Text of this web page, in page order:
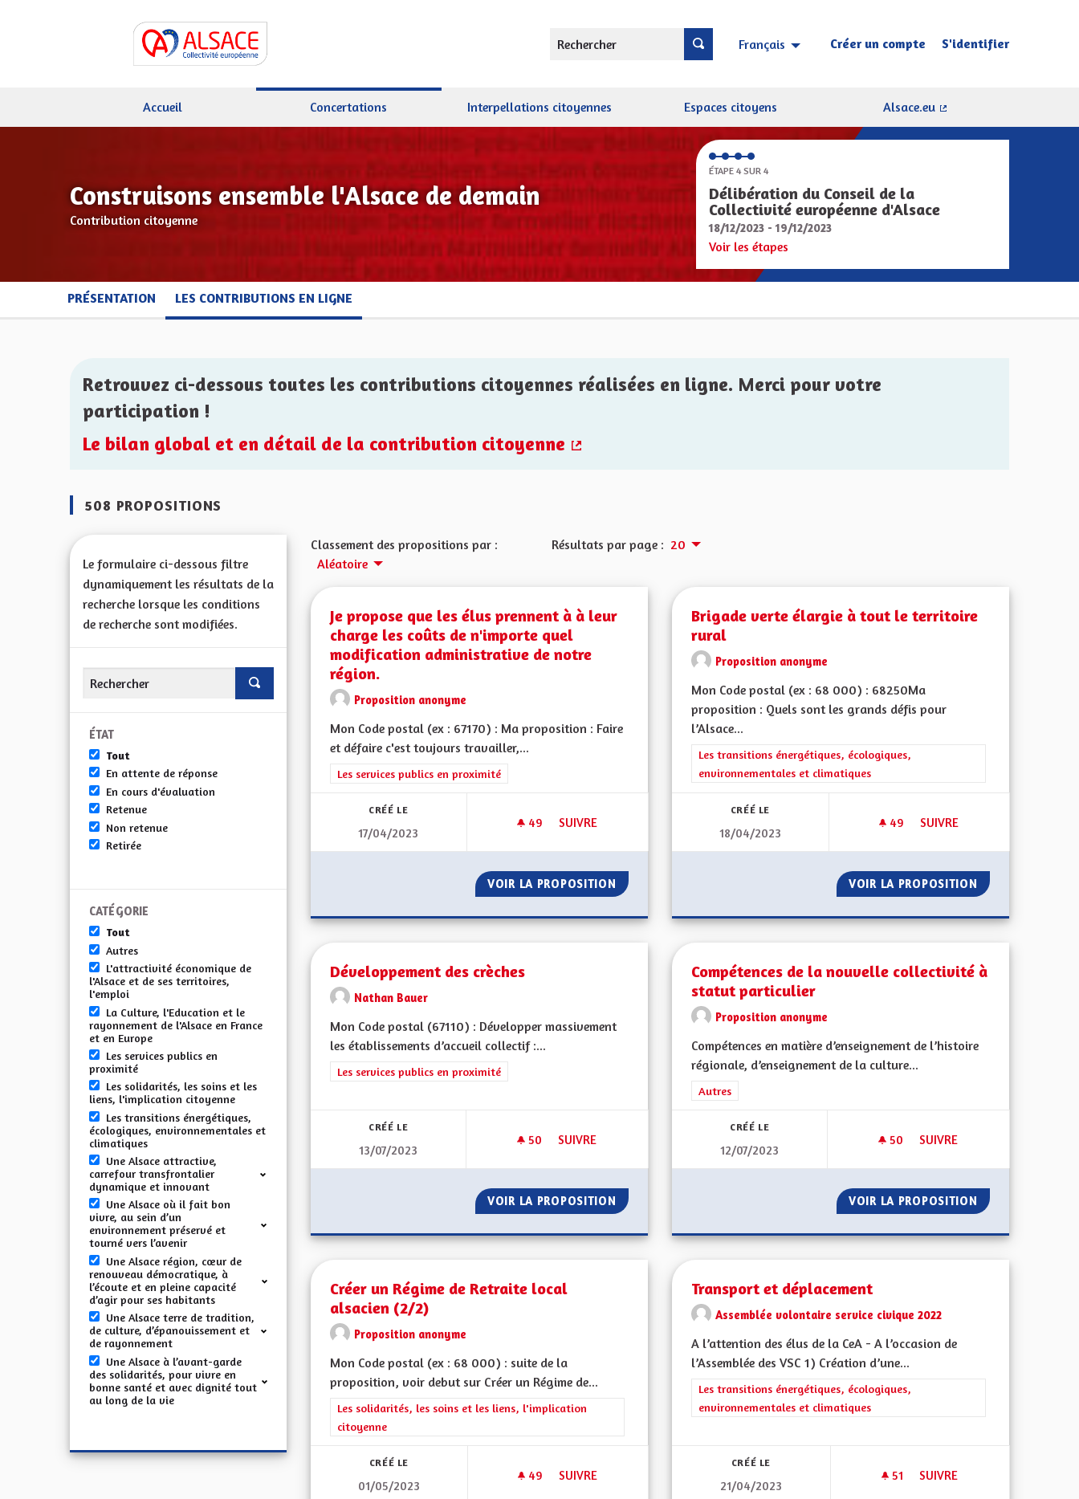
Rechercher Français Choisir la langue Sprache wählen
Créer un compte S'identifier
Accueil Concertations Interpellations citoyennes Espaces citoyens
Alsace.eu
Construisons ensemble l'Alsace de demain
Contribution citoyenne
ÉTAPE 4 SUR 4
Délibération du Conseil de la
Collectivité européenne d'Alsace
18/12/2023 - 19/12/2023
Voir les étapes
PRÉSENTATION LES CONTRIBUTIONS EN LIGNE
Retrouvez ci-dessous toutes les contributions citoyennes réalisées en ligne. Merci pour votre
participation !
Le bilan global et en détail de la contribution citoyenne
508 PROPOSITIONS
Le formulaire ci-dessous filtre
dynamiquement les résultats de la
recherche lorsque les conditions
de recherche sont modifiées.
ÉTAT
Tout
En attente de réponse
En cours d'évaluation
Retenue
Non retenue
Retirée
CATÉGORIE
Tout
Autres
L'attractivité économique de
l'Alsace et de ses territoires,
l'emploi
La Culture, l'Education et le
rayonnement de l'Alsace en France
et en Europe
Les services publics en
proximité
Les solidarités, les soins et les
liens, l'implication citoyenne
Les transitions énergétiques,
écologiques, environnementales et
climatiques
Une Alsace attractive,
carrefour transfrontalier
dynamique et innovant
Une Alsace où il fait bon
vivre, au sein d’un
environnement préservé et
tourné vers l’avenir
Une Alsace région, cœur de
renouveau démocratique, à
l’écoute et en pleine capacité
d’agir pour ses habitants
Une Alsace terre de tradition,
de culture, d’épanouissement et
de rayonnement
Une Alsace à l’avant-garde
des solidarités, pour vivre en
bonne santé et avec dignité tout
au long de la vie
Classement des propositions par :
Aléatoire
Résultats par page : 20
Je propose que les élus prennent à à leur
charge les coûts de n'importe quel
modification administrative de notre
région.
Proposition anonyme
Mon Code postal (ex : 67170) : Ma proposition : Faire
et défaire c'est toujours travailler,...
Filtrer les résultats de la catégorie : Les services publics en proximité
Les services publics en proximité
CRÉÉ LE
17/04/2023
49 49 ABONNÉS
SUIVRE
JE PROPOSE QUE LES ÉLUS PRENNENT À À LEUR CHARGE LES COÛTS DE N'IMPORTE QUEL
VOIR LA PROPOSITION JE PROPOSE QUE LES ÉLUS PRENNENT À À LEUR CHARGE LES COÛTS DE
Brigade verte élargie à tout le territoire
rural
Proposition anonyme
Mon Code postal (ex : 68 000) : 68250Ma
proposition : Quels sont les grands défis pour
l’Alsace...
Filtrer les résultats de la catégorie : Les transitions énergétiques,
Les transitions énergétiques, écologiques,
environnementales et climatiques
CRÉÉ LE
18/04/2023
49 49 ABONNÉS
SUIVRE
VOIR LA PROPOSITION BRIGADE VERTE
Développement des crèches
Nathan Bauer
Mon Code postal (67110) : Développer massivement
les établissements d’accueil collectif :...
Filtrer les résultats de la catégorie : Les services publics en proximité
Les services publics en proximité
CRÉÉ LE
13/07/2023
50 50 ABONNÉS
SUIVRE
DÉVELOPPEMENT DES CRÈCHES
VOIR LA PROPOSITION DÉVELOPPEMENT DES CRÈCHES
Compétences de la nouvelle collectivité à
statut particulier
Proposition anonyme
Compétences en matière d’enseignement de l’histoire
régionale, d’enseignement de la culture...
Filtrer les résultats de la catégorie : Autres
Autres
CRÉÉ LE
12/07/2023
50 50 ABONNÉS
SUIVRE
VOIR LA PROPOSITION COMPÉTENCES
Créer un Régime de Retraite local
alsacien (2/2)
Proposition anonyme
Mon Code postal (ex : 68 000) : suite de la
proposition, voir debut sur Créer un Régime de...
Filtrer les résultats de la catégorie : Les solidarités, les soins et les liens, l'implication citoyenne
Les solidarités, les soins et les liens, l'implication
citoyenne
CRÉÉ LE
01/05/2023
49 49 ABONNÉS
SUIVRE
CRÉER UN RÉGIME DE RETRAITE LOCAL ALSACIEN (2/2)
Transport et déplacement
Assemblée volontaire service civique 2022
A l’attention des élus de la CeA - A l’occasion de
l’Assemblée des VSC 1) Création d’une...
Filtrer les résultats de la catégorie : Les transitions énergétiques,
Les transitions énergétiques, écologiques,
environnementales et climatiques
CRÉÉ LE
21/04/2023
51 51 ABONNÉS
SUIVRE